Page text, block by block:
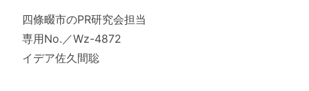
四條畷市のPR研究会担当
専用No.／Wz-4872
イデア佐久間聡